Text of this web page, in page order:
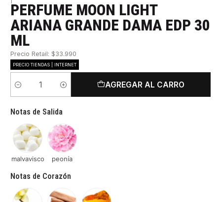
PERFUME MOON LIGHT
ARIANA GRANDE DAMA EDP 30
ML
Precio Retail: $33.990
PRECIO TIENDAS | INTERNET
Cantidad
AGREGAR AL CARRO
Notas de Salida
malvavisco peonía
Notas de Corazón